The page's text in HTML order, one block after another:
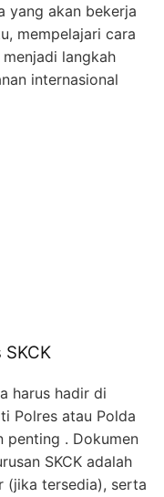
yang akan bekerja
mempelajari cara
langkah
internasional
harus hadir di
Polres atau Polda
penting . Dokumen
SKCK adalah
(jika tersedia), serta